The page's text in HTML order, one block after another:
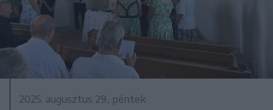
2025. augusztus 29., péntek